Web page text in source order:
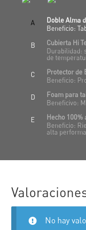
A
Doble Alma
Beneficio:
B
Cubierta Hi
Durabilidad:
de
C
Protector de
Beneficio:
D
Foam para
Beneficivo:
E
Hecho 100%
Beneficio:
alta
No hay